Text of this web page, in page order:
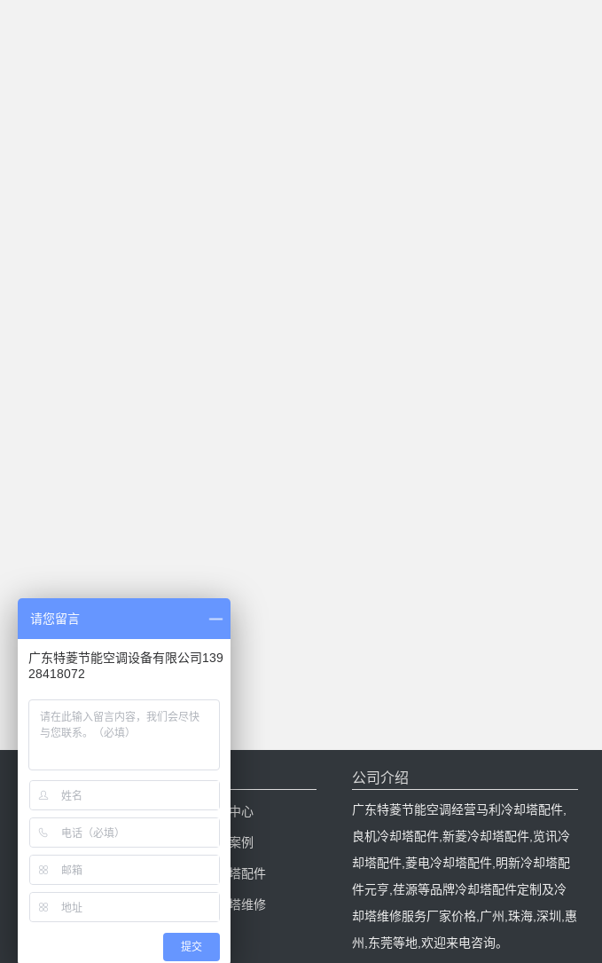
网站导航
网站首页 新闻中心
产品中心 工程案例
冷却塔配件
冷却塔维修
公司介绍
广东特菱节能空调经营马利冷却塔配件,
良机冷却塔配件,新菱冷却塔配件,览讯冷
却塔配件,菱电冷却塔配件,明新冷却塔配
件元亨,荏源等品牌冷却塔配件定制及冷
却塔维修服务厂家价格,广州,珠海,深圳,惠
州,东莞等地,欢迎来电咨询。
请您留言
广东特菱节能空调设备有限公司139
28418072
提交